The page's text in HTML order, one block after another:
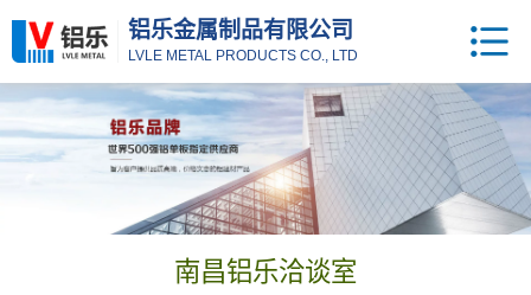
铝乐金属制品有限公司
LVLE METAL PRODUCTS CO., LTD
南昌铝乐洽谈室